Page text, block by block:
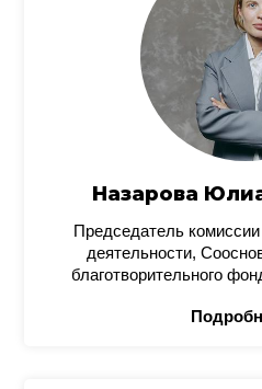
Назарова
Председатель
деятельности,
благотворительного